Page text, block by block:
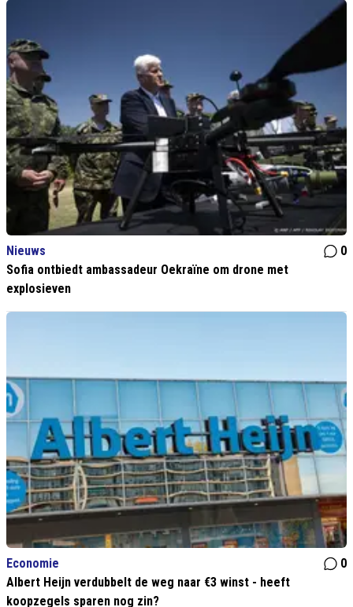
Nieuws
0
Sofia ontbiedt ambassadeur Oekraïne om drone met
explosieven
Economie
0
Albert Heijn verdubbelt de weg naar €3 winst - heeft
koopzegels sparen nog zin?